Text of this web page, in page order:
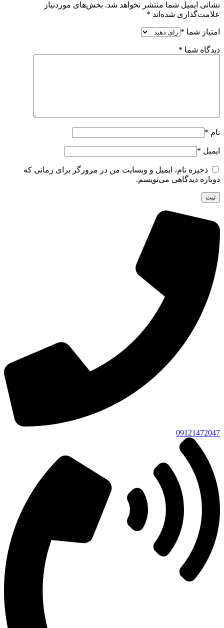
نشانی ایمیل شما منتشر نخواهد شد. بخش‌های موردنیاز
علامت‌گذاری شده‌اند *
امتیاز شما *
دیدگاه شما *
نام *
ایمیل *
ذخیره نام، ایمیل و وبسایت من در مرورگر برای زمانی که
دوباره دیدگاهی می‌نویسم.
09121472047